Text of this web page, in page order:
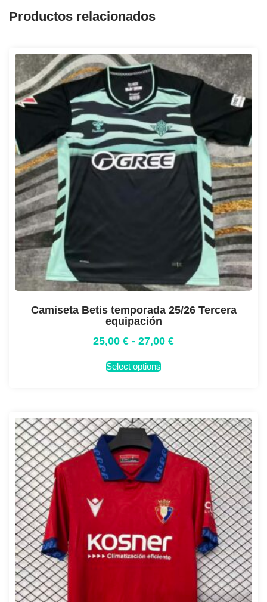
Productos relacionados
Camiseta Betis temporada 25/26 Tercera
equipación
25,00 € - 27,00 €
Select options